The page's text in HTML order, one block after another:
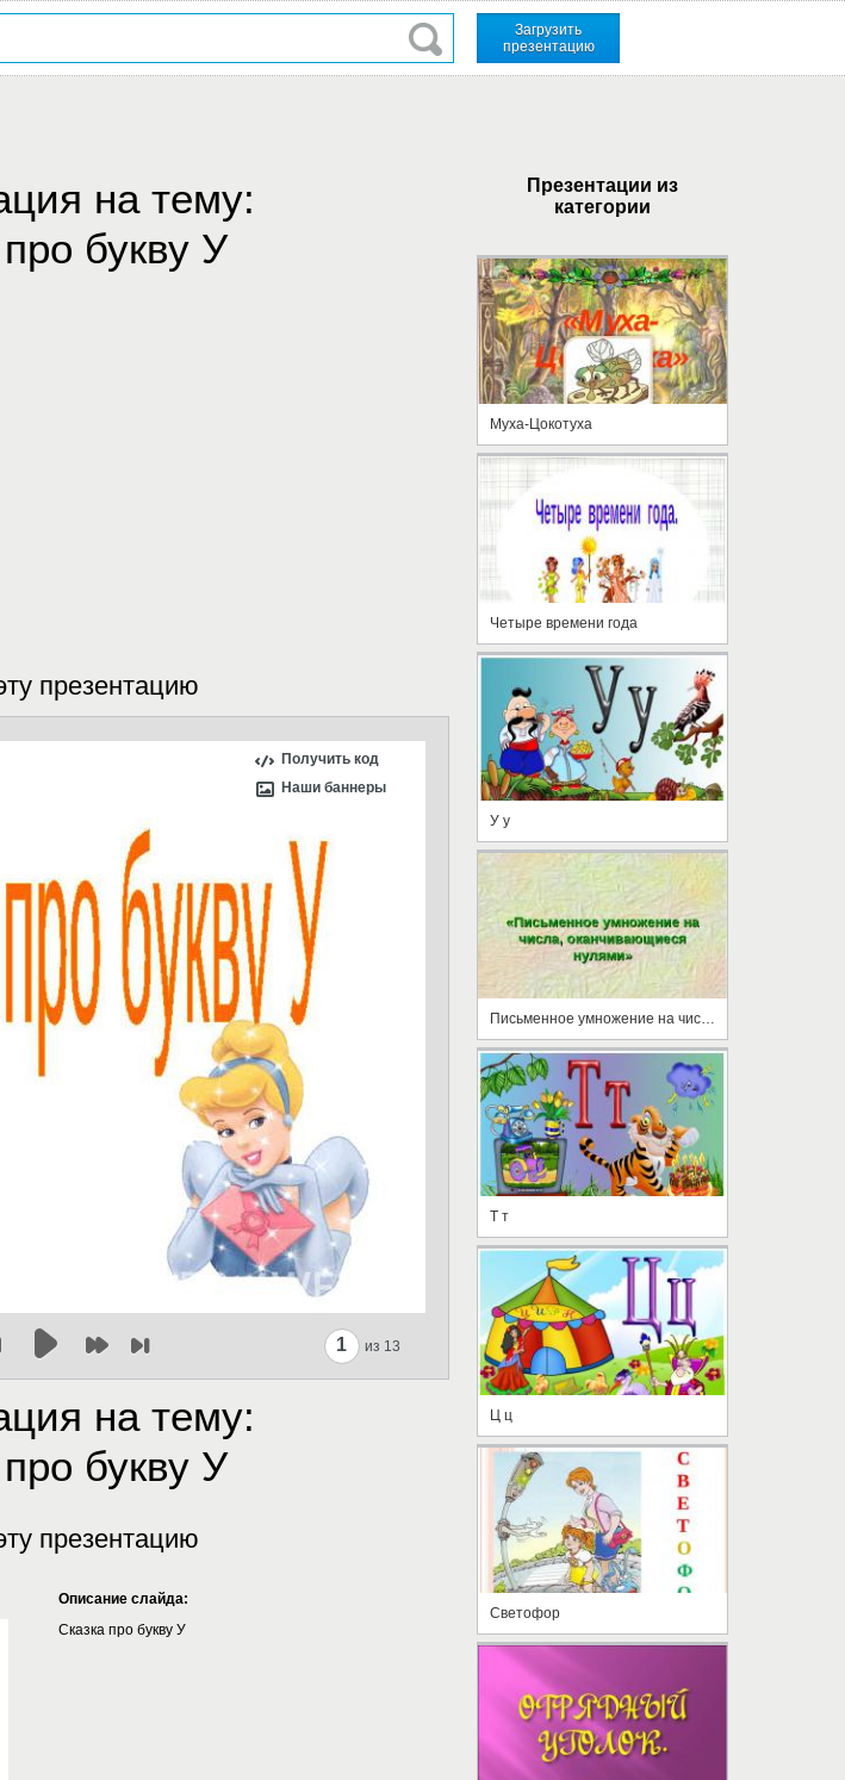
Загрузить
презентацию
на тему:
букву У
презентацию
Получить код
Наши баннеры
1 из 13
на тему:
букву У
презентацию
Описание слайда:
Сказка про букву У
Презентации из
категории
Муха-Цокотуха
Четыре времени года
У у
Письменное умножение на числа, оканчивающиеся нулями
Т т
Ц ц
Светофор